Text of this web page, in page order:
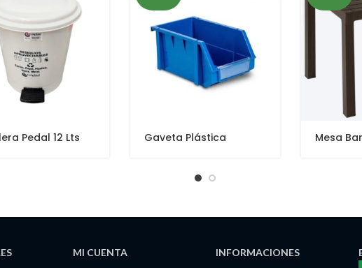
Pedal 12 Lts
Gaveta Plástica
Mesa
MI CUENTA
INFORMACIONES